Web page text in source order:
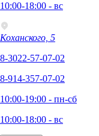
10:00-18:00 - вс
Коханского, 5
8-3022-57-07-02
8-914-357-07-02
10:00-19:00 - пн-сб
10:00-18:00 - вс